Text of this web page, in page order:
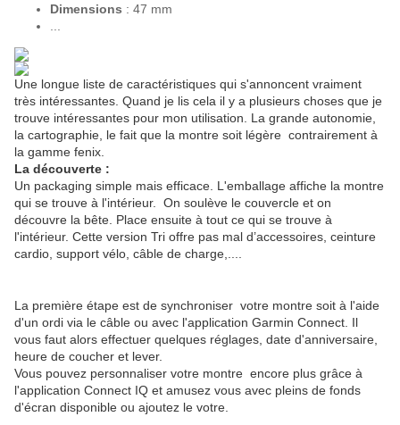
Dimensions : 47 mm
Une longue liste de caractéristiques qui s'annoncent vraiment
très intéressantes. Quand je lis cela il y a plusieurs choses que je
trouve intéressantes pour mon utilisation. La grande autonomie,
la cartographie, le fait que la montre soit légère contrairement à
la gamme fenix.
La découverte :
Un packaging simple mais efficace. L'emballage affiche la montre
qui se trouve à l'intérieur. On soulève le couvercle et on
découvre la bête. Place ensuite à tout ce qui se trouve à
l'intérieur. Cette version Tri offre pas mal d’accessoires, ceinture
cardio, support vélo, câble de charge,....
La première étape est de synchroniser votre montre soit à l'aide
d'un ordi via le câble ou avec l'application Garmin Connect. Il
vous faut alors effectuer quelques réglages, date d'anniversaire,
heure de coucher et lever.
Vous pouvez personnaliser votre montre encore plus grâce à
l'application Connect IQ et amusez vous avec pleins de fonds
d'écran disponible ou ajoutez le votre.